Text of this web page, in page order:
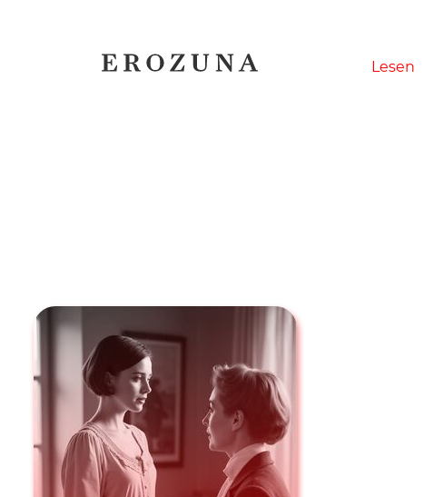
Navigation
Lesen